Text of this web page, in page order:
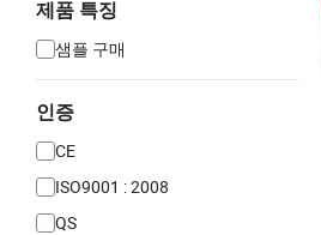
제품 특징
샘플 구매
인증
CE
ISO9001 : 2008
QS